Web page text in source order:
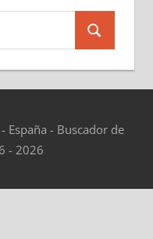
Buscar
España - Buscador de
- 2026